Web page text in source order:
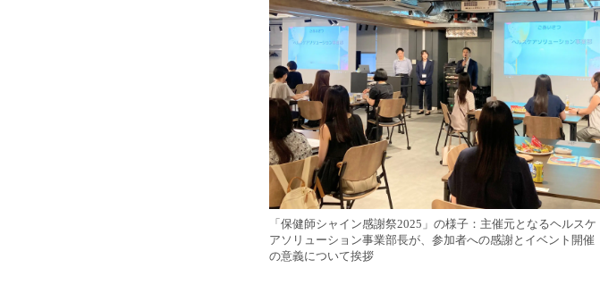
「保健師シャイン感謝祭2025」の様子：主催元となるヘルスケ
アソリューション事業部長が、参加者への感謝とイベント開催
の意義について挨拶